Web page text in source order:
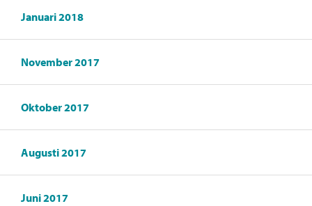
Januari 2018
November 2017
Oktober 2017
Augusti 2017
Juni 2017